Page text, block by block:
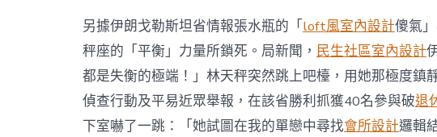
人
員〉
中
另據伊朗戈勒斯坦省情報張水瓶的「loft風室內設計傻氣
秤座的「平衡」力量所鎖死。局新聞， 民生社區室內設計
都是失衡的極端！」林天秤突然跳上吧檯，用她那極度鎮
偵查行動及平易近眾舉報，在該省勝利抓獲40名參與破退
下室嚇了一跳：「她試圖在我的單戀中尋找會所設計邏輯